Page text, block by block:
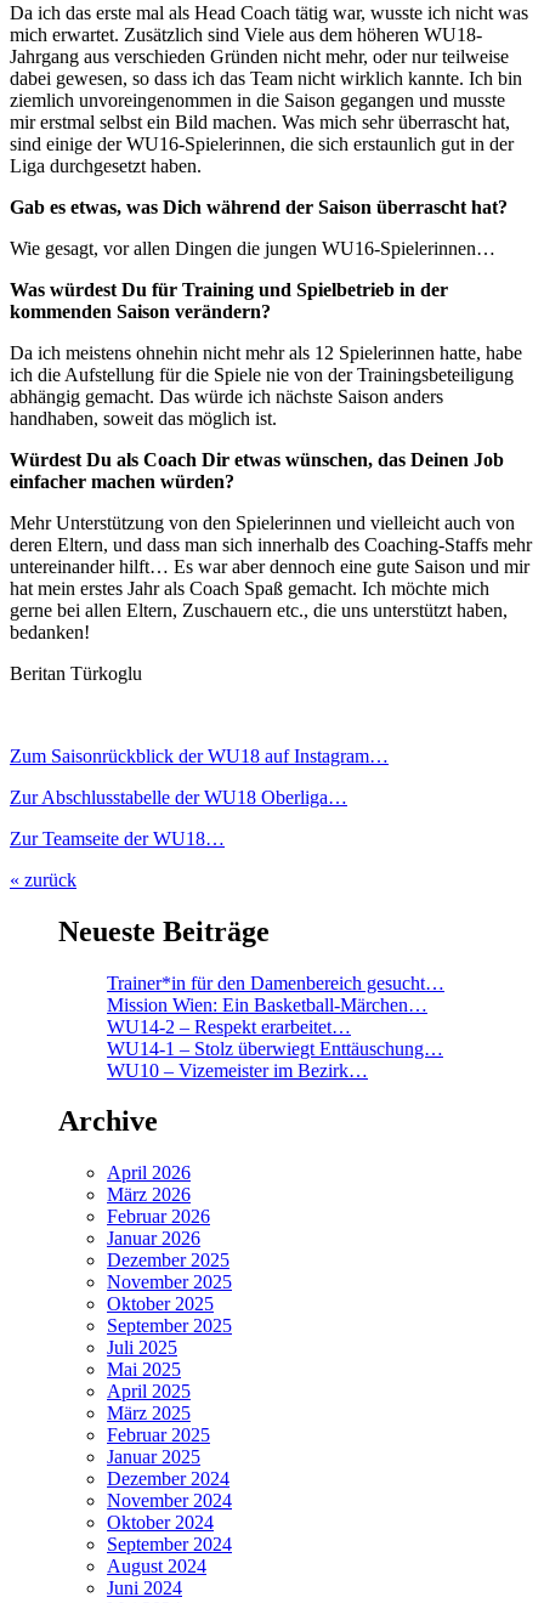
Da ich das erste mal als Head Coach tätig war, wusste ich nicht was
mich erwartet. Zusätzlich sind Viele aus dem höheren WU18-
Jahrgang aus verschieden Gründen nicht mehr, oder nur teilweise
dabei gewesen, so dass ich das Team nicht wirklich kannte. Ich bin
ziemlich unvoreingenommen in die Saison gegangen und musste
mir erstmal selbst ein Bild machen. Was mich sehr überrascht hat,
sind einige der WU16-Spielerinnen, die sich erstaunlich gut in der
Liga durchgesetzt haben.
Gab es etwas, was Dich während der Saison überrascht hat?
Wie gesagt, vor allen Dingen die jungen WU16-Spielerinnen…
Was würdest Du für Training und Spielbetrieb in der
kommenden Saison verändern?
Da ich meistens ohnehin nicht mehr als 12 Spielerinnen hatte, habe
ich die Aufstellung für die Spiele nie von der Trainingsbeteiligung
abhängig gemacht. Das würde ich nächste Saison anders
handhaben, soweit das möglich ist.
Würdest Du als Coach Dir etwas wünschen, das Deinen Job
einfacher machen würden?
Mehr Unterstützung von den Spielerinnen und vielleicht auch von
deren Eltern, und dass man sich innerhalb des Coaching-Staffs mehr
untereinander hilft… Es war aber dennoch eine gute Saison und mir
hat mein erstes Jahr als Coach Spaß gemacht. Ich möchte mich
gerne bei allen Eltern, Zuschauern etc., die uns unterstützt haben,
bedanken!
Beritan Türkoglu
Zum Saisonrückblick der WU18 auf Instagram…
Zur Abschlusstabelle der WU18 Oberliga…
Zur Teamseite der WU18…
« zurück
Neueste Beiträge
Trainer*in für den Damenbereich gesucht…
Mission Wien: Ein Basketball-Märchen…
WU14-2 – Respekt erarbeitet…
WU14-1 – Stolz überwiegt Enttäuschung…
WU10 – Vizemeister im Bezirk…
Archive
April 2026
März 2026
Februar 2026
Januar 2026
Dezember 2025
November 2025
Oktober 2025
September 2025
Juli 2025
Mai 2025
April 2025
März 2025
Februar 2025
Januar 2025
Dezember 2024
November 2024
Oktober 2024
September 2024
August 2024
Juni 2024